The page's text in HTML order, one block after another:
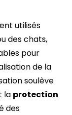
utilisés
des chats,
pour
de la
soulève
la protection
des